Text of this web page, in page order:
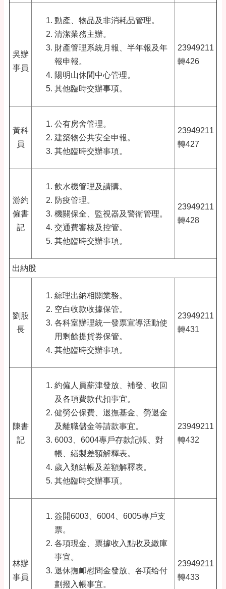
吳辦
事員
動產、物品及非消耗品管理。
清潔業務主辦。
財產管理系統月報、半年報及年
報申報。
陽明山休閒中心管理。
其他臨時交辦事項。
23949211
轉426
黃科
員
公有房舍管理。
建築物公共安全申報。
其他臨時交辦事項。
23949211
轉427
游約
僱書
記
飲水機管理及請購。
防疫管理。
機關保全、監視器及警衛管理。
交通費審核及控管。
其他臨時交辦事項。
23949211
轉428
出納股
劉股
長
綜理出納相關業務。
空白收款收據保管。
各科室辦理統一發票宣導活動使
用剩餘提貨券保管。
其他臨時交辦事項。
23949211
轉431
陳書
記
約僱人員薪津發放、補發、收回
及各項費款代扣事宜。
健勞公保費、退撫基金、勞退金
及離職儲金等請款事宜。
6003、6004專戶存款記帳、對
帳、繕製差額解釋表。
歲入類結帳及差額解釋表。
其他臨時交辦事項。
23949211
轉432
林辦
事員
簽開6003、6004、6005專戶支
票。
各項現金、票據收入點收及繳庫
事宜。
退休撫卹慰問金發放、各項给付
劃撥入帳事宜。
23949211
轉433